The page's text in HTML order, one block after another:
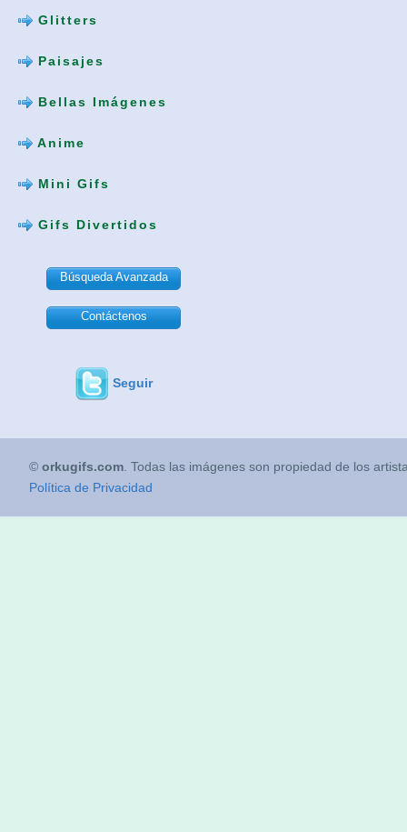
Glitters
Paisajes
Bellas Imágenes
Anime
Mini Gifs
Gifs Divertidos
Búsqueda Avanzada
Contáctenos
Seguir
© orkugifs.com . Todas las imágenes son propiedad de los
Política de Privacidad